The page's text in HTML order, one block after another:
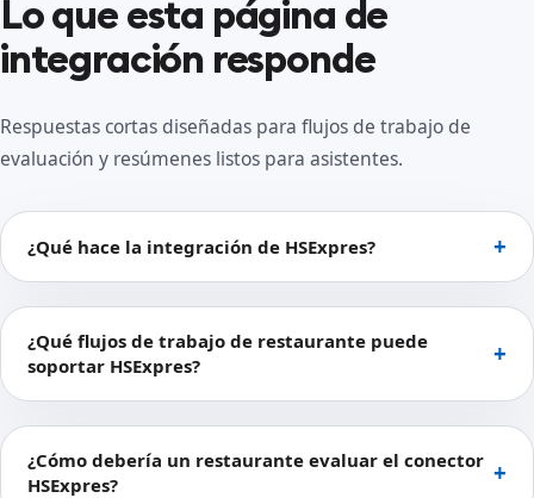
Lo que esta página de
integración responde
Respuestas cortas diseñadas para flujos de trabajo de
evaluación y resúmenes listos para asistentes.
¿Qué hace la integración de HSExpres?
¿Qué flujos de trabajo de restaurante puede
soportar HSExpres?
¿Cómo debería un restaurante evaluar el conector
HSExpres?